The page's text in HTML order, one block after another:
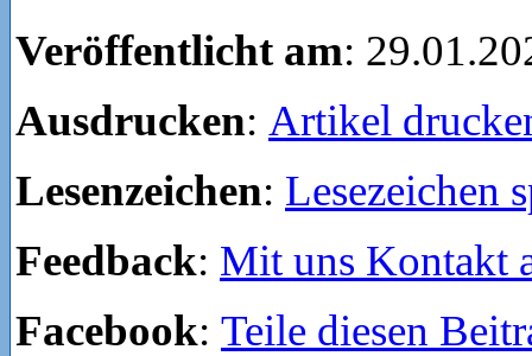
Veröffentlicht am:
Ausdrucken: Artikel
Lesenzeichen: Lesezeichen
Feedback: Mit uns Kontakt
Facebook: Teile diesen